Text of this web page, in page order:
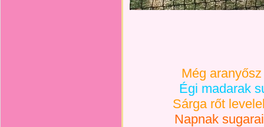
Még
Égi madarak
Sárga rőt
Napnak